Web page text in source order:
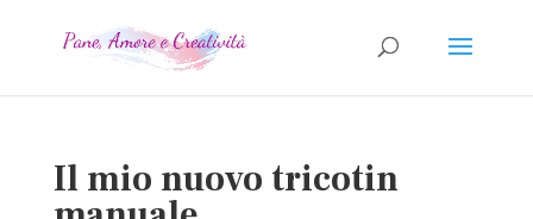
Il mio nuovo tricotin